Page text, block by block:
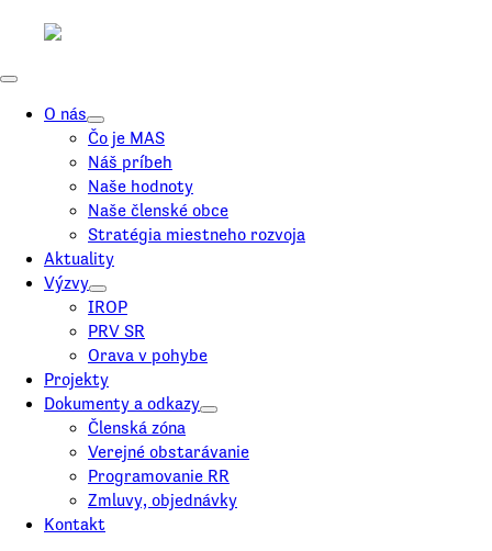
O nás
Čo je MAS
Náš príbeh
Naše hodnoty
Naše členské obce
Stratégia miestneho rozvoja
Aktuality
Výzvy
IROP
PRV SR
Orava v pohybe
Projekty
Dokumenty a odkazy
Členská zóna
Verejné obstarávanie
Programovanie RR
Zmluvy, objednávky
Kontakt